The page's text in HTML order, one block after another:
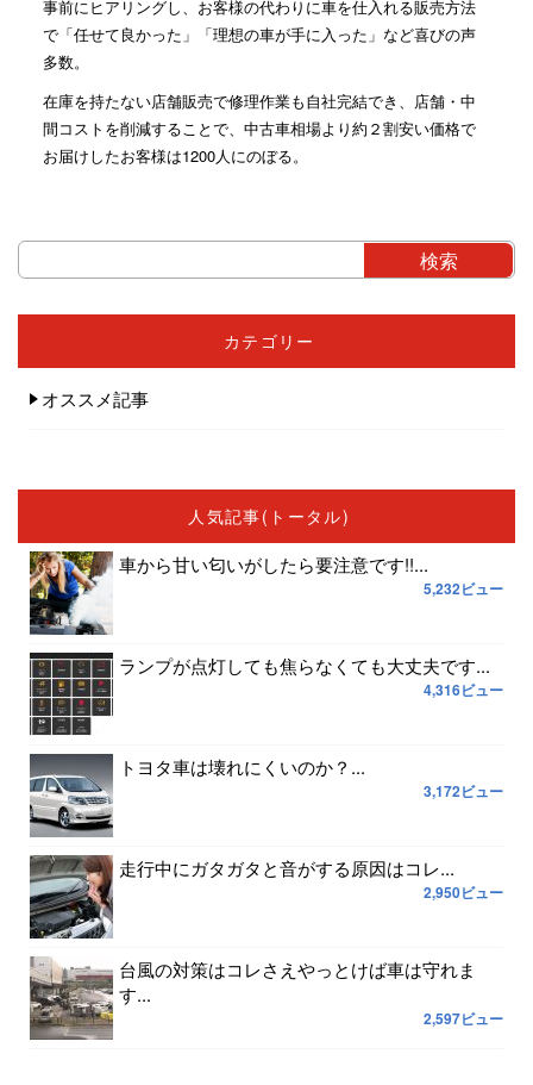
事前にヒアリングし、お客様の代わりに車を仕入れる販売方法
で「任せて良かった」「理想の車が手に入った」など喜びの声
多数。
在庫を持たない店舗販売で修理作業も自社完結でき、店舗・中
間コストを削減することで、中古車相場より約２割安い価格で
お届けしたお客様は1200人にのぼる。
カテゴリー
オススメ記事
人気記事(トータル)
車から甘い匂いがしたら要注意です!!...
5,232ビュー
ランプが点灯しても焦らなくても大丈夫です...
4,316ビュー
トヨタ車は壊れにくいのか？...
3,172ビュー
走行中にガタガタと音がする原因はコレ...
2,950ビュー
台風の対策はコレさえやっとけば車は守れま
す...
2,597ビュー